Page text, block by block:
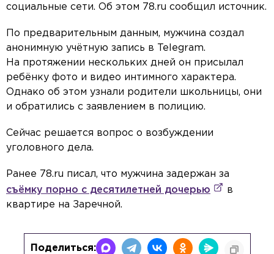
социальные сети. Об этом 78.ru сообщил источник.
По предварительным данным, мужчина создал
анонимную учётную запись в Telegram.
На протяжении нескольких дней он присылал
ребёнку фото и видео интимного характера.
Однако об этом узнали родители школьницы, они
и обратились с заявлением в полицию.
Сейчас решается вопрос о возбуждении
уголовного дела.
Ранее 78.ru писал, что мужчина задержан за
съёмку порно с десятилетней дочерью
в
квартире на Заречной.
Поделиться: